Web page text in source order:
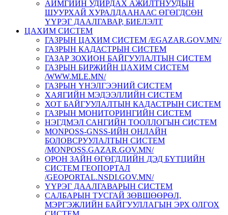
АЙМГИЙН УДИРДАХ АЖИЛТНУУДЫН
ШУУРХАЙ ХУРАЛДААНААС ӨГӨГДСӨН
ҮҮРЭГ ДААЛГАВАР, БИЕЛЭЛТ
ЦАХИМ СИСТЕМ
ГАЗРЫН ЦАХИМ СИСТЕМ /EGAZAR.GOV.MN/
ГАЗРЫН КАДАСТРЫН СИСТЕМ
ГАЗАР ЗОХИОН БАЙГУУЛАЛТЫН СИСТЕМ
ГАЗРЫН БИРЖИЙН ЦАХИМ СИСТЕМ
/WWW.MLE.MN/
ГАЗРЫН ҮНЭЛГЭЭНИЙ СИСТЕМ
ХАЯГИЙН МЭДЭЭЛЛИЙН СИСТЕМ
ХОТ БАЙГУУЛАЛТЫН КАДАСТРЫН СИСТЕМ
ГАЗРЫН МОНИТОРИНГИЙН СИСТЕМ
НЭГДМЭЛ САНГИЙН ТООЛЛОГЫН СИСТЕМ
MONPOSS-GNSS-ИЙН ОНЛАЙН
БОЛОВСРУУЛАЛТЫН СИСТЕМ
/MONPOSS.GAZAR.GOV.MN/
ОРОН ЗАЙН ӨГӨГДЛИЙН ДЭД БҮТЦИЙН
СИСТЕМ ГЕОПОРТАЛ
/GEOPORTAL.NSDI.GOV.MN/
ҮҮРЭГ ДААЛГАВАРЫН СИСТЕМ
CАЛБАРЫН ТУСГАЙ ЗӨВШӨӨРӨЛ,
МЭРГЭЖЛИЙН БАЙГУУЛЛАГЫН ЭРХ ОЛГОХ